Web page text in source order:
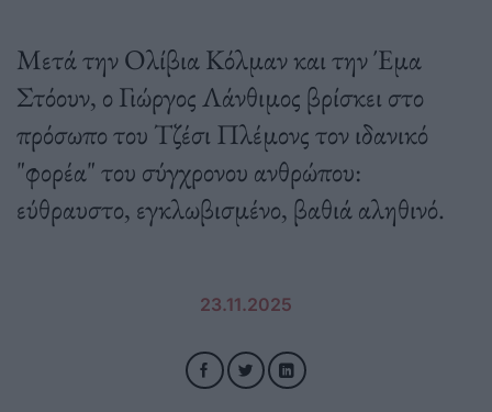
Μετά την Ολίβια Κόλμαν και την Έμα
Στόουν, ο Γιώργος Λάνθιμος βρίσκει στο
πρόσωπο του Τζέσι Πλέμονς τον ιδανικό
"φορέα" του σύγχρονου ανθρώπου:
εύθραυστο, εγκλωβισμένο, βαθιά αληθινό.
23.11.2025